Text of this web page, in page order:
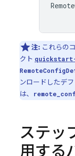
注: これらの
クト
ンロードしたデ
は、
ステッ
用する